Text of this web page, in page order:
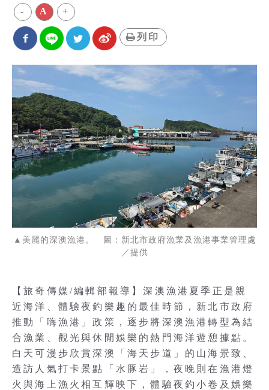
- A +
列印
▲美麗的深澳漁港。 圖：新北市政府漁業及漁港事業管理處
／提供
【旅奇傳媒/編輯部報導】深澳漁港夏季正是親
近海洋、體驗夜釣樂趣的最佳時節，新北市政府
推動「嗨漁港」政策，逐步將深澳漁港轉型為結
合漁業、觀光與休閒娛樂的熱門海洋遊憩據點。
白天可漫步欣賞深澳「海天步道」的山海景致、
造訪人氣打卡景點「水豚岩」，夜晚則在漁港燈
火與海上漁火相互輝映下，體驗夜釣小卷及娛樂